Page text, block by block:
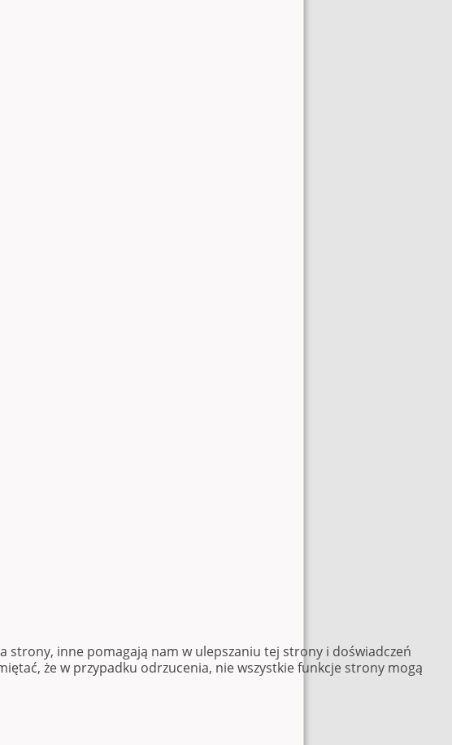
inne pomagają nam w ulepszaniu tej strony i doświadczeń
że w przypadku odrzucenia, nie wszystkie funkcje strony mogą